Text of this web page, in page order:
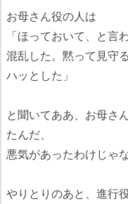
お母さん役の人は
「ほっておいて、と言
混乱した。黙って見守
ハッとした」
と聞いてああ、お母さ
たんだ、
悪気があったわけじゃ
やりとりのあと、進行